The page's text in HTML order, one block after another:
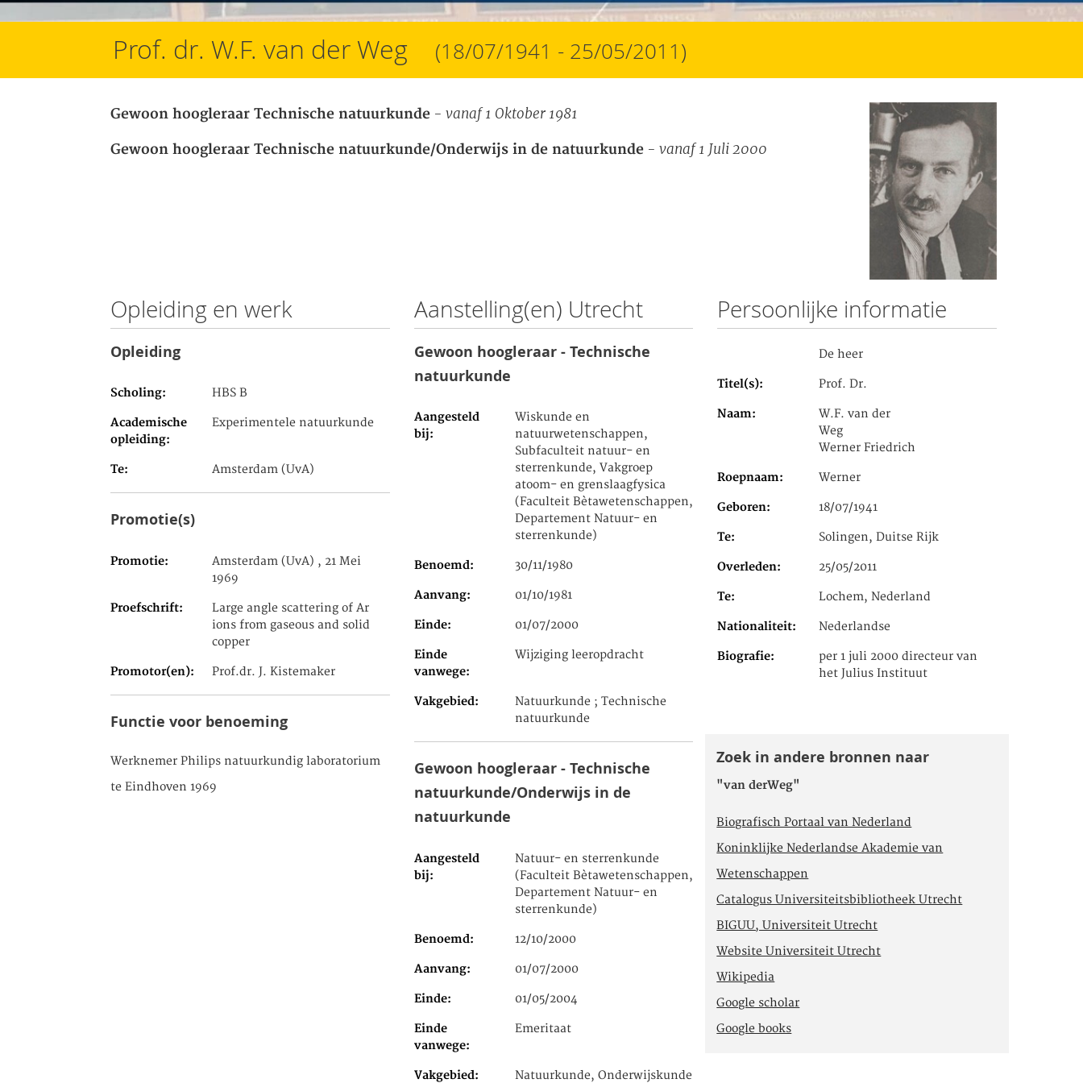
Prof. dr. W.F. van der Weg (18/07/1941 - 25/05/2011)
Gewoon hoogleraar Technische natuurkunde - vanaf 1 Oktober 1981
Gewoon hoogleraar Technische natuurkunde/Onderwijs in de natuurkunde - vanaf 1 Juli 2000
Opleiding en werk
Opleiding
Scholing HBS B
Academische
opleiding
Experimentele natuurkunde
Te Amsterdam (UvA)
Promotie(s)
Promotie
Amsterdam (UvA) , 21 Mei
1969
Proefschrift
Large angle scattering of Ar
ions from gaseous and solid
copper
Promotor(en) Prof.dr. J. Kistemaker
Functie voor benoeming
Werknemer Philips natuurkundig laboratorium
te Eindhoven 1969
Aanstelling(en) Utrecht
Gewoon hoogleraar - Technische
natuurkunde
Aangesteld
bij
Wiskunde en
natuurwetenschappen,
Subfaculteit natuur- en
sterrenkunde, Vakgroep
atoom- en grenslaagfysica
(Faculteit Bètawetenschappen,
Departement Natuur- en
sterrenkunde)
Benoemd 30/11/1980
Aanvang 01/10/1981
Einde 01/07/2000
Einde
vanwege
Wijziging leeropdracht
Vakgebied
Natuurkunde ; Technische
natuurkunde
Gewoon hoogleraar - Technische
natuurkunde/Onderwijs in de
natuurkunde
Aangesteld
bij
Natuur- en sterrenkunde
(Faculteit Bètawetenschappen,
Departement Natuur- en
sterrenkunde)
Benoemd 12/10/2000
Aanvang 01/07/2000
Einde 01/05/2004
Einde
vanwege
Emeritaat
Vakgebied Natuurkunde, Onderwijskunde
Persoonlijke informatie
De heer
Titel(s) Prof. Dr.
Naam
W.F. van der
Weg
Werner Friedrich
Roepnaam Werner
Geboren 18/07/1941
Te Solingen, Duitse Rijk
Overleden 25/05/2011
Te Lochem, Nederland
Nationaliteit Nederlandse
Biografie
per 1 juli 2000 directeur van
het Julius Instituut
Zoek in andere bronnen naar
"van derWeg"
Biografisch Portaal van Nederland
Koninklijke Nederlandse Akademie van
Wetenschappen
Catalogus Universiteitsbibliotheek Utrecht
BIGUU, Universiteit Utrecht
Website Universiteit Utrecht
Wikipedia
Google scholar
Google books